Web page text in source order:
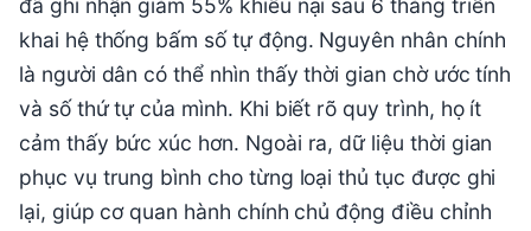
khai hệ thống bấm số tự động. Nguyên nhân chính
là người dân có thể nhìn thấy thời gian chờ ước tính
và số thứ tự của mình. Khi biết rõ quy trình, họ ít
cảm thấy bức xúc hơn. Ngoài ra, dữ liệu thời gian
phục vụ trung bình cho từng loại thủ tục được ghi
lại, giúp cơ quan hành chính chủ động điều chỉnh